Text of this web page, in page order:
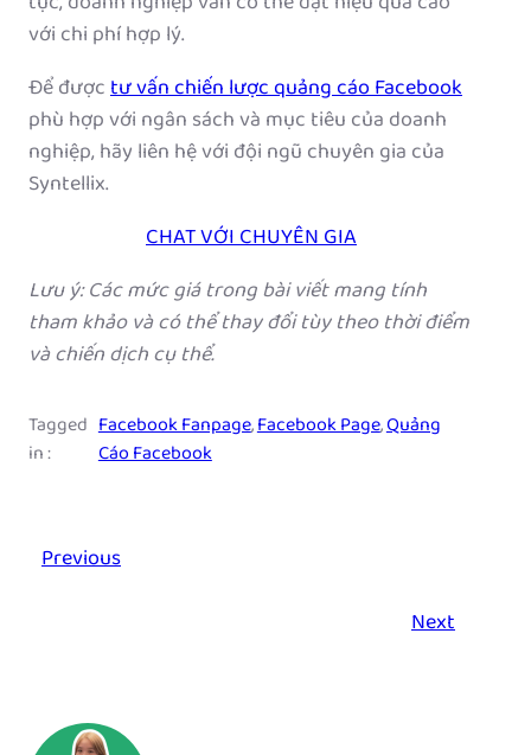
với chi phí hợp lý.
Để đượctư vấn chiến lược quảng cáo Facebook
phù hợp với ngân sách và mục tiêu của doanh
nghiệp, hãy liên hệ với đội ngũ chuyên gia của
Syntellix.
CHAT VỚI CHUYÊN GIA
Lưu ý: Các mức giá trong bài viết mang tính
tham khảo và có thể thay đổi tùy theo thời điểm
và chiến dịch cụ thể.
Tagged
in :
Facebook Fanpage, Facebook Page, Quảng
Cáo Facebook
Previous
Next